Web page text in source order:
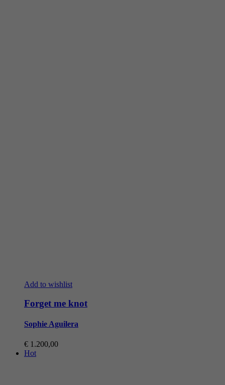
Add to wishlist
Forget me knot
Sophie Aguilera
€ 1.200,00
Hot